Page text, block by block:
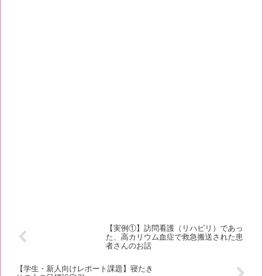
【実例①】訪問看護（リハビリ）であっ
た、高カリウム血症で救急搬送された患
者さんのお話
【学生・新人向けレポート課題】寝たき